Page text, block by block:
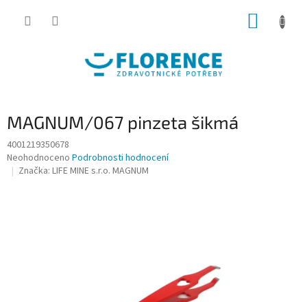
MAGNUM/067 pinzeta šikmá
4001219350678
Průměrné
hodnocení
Neohodnoceno Podrobnosti hodnocení
Značka: LIFE MINE s.r.o. MAGNUM